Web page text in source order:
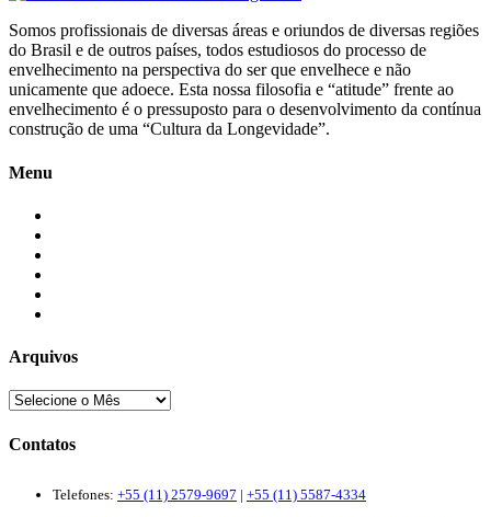
Somos profissionais de diversas áreas e oriundos de diversas regiões
do Brasil e de outros países, todos estudiosos do processo de
envelhecimento na perspectiva do ser que envelhece e não
unicamente que adoece. Esta nossa filosofia e “atitude” frente ao
envelhecimento é o pressuposto para o desenvolvimento da contínua
construção de uma “Cultura da Longevidade”.
Menu
Arquivos
Contatos
Telefones: +55 (11) 2579-9697 | +55 (11) 5587-4334